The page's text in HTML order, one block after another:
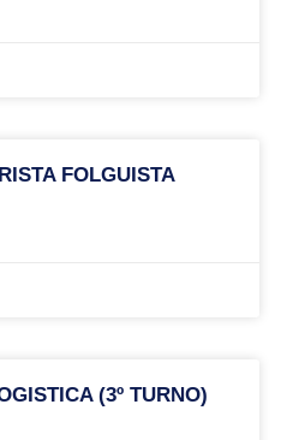
FOLGUISTA
(3º TURNO)